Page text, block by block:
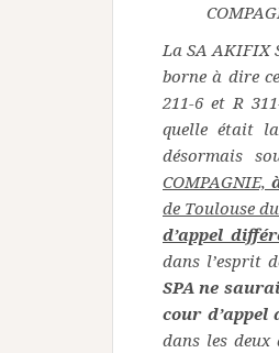
La SA AKIFIX
borne à dire
211-6 et R
quelle était la
désormais
COMPAGNIE,
de Toulouse
d’appel
dans l’esprit
SPA ne
cour d’appel
dans les